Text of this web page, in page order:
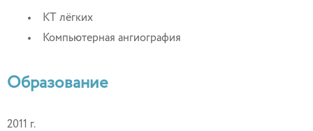
КТ лёгких
Компьютерная ангиография
Образование
2011 г.